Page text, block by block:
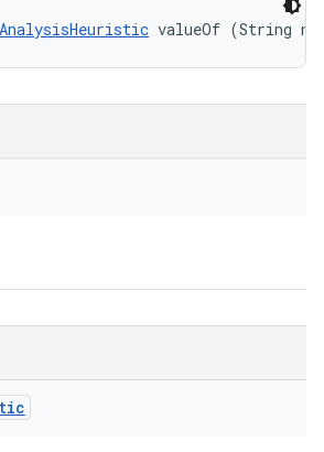
AnalysisHeuristic valueOf (String